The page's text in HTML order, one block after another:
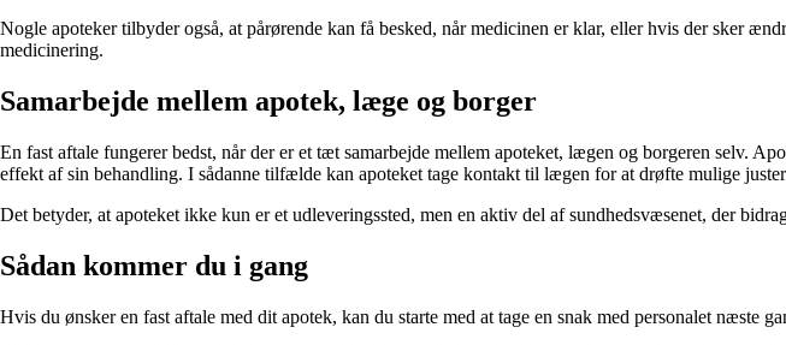
Nogle apoteker tilbyder også, at pårørende kan få besked, når medicinen er klar, eller hvis der sker
medicinering.
Samarbejde mellem apotek, læge og borger
En fast aftale fungerer bedst, når der er et tæt samarbejde mellem apoteket, lægen og borgeren selv.
effekt af sin behandling. I sådanne tilfælde kan apoteket tage kontakt til lægen for at drøfte mulige
Det betyder, at apoteket ikke kun er et udleveringssted, men en aktiv del af sundhedsvæsenet, der
Sådan kommer du i gang
Hvis du ønsker en fast aftale med dit apotek, kan du starte med at tage en snak med personalet